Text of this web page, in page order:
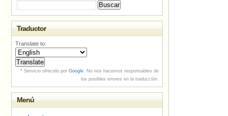
Traductor
Translate to:
* Servicio ofrecido por Google. No nos hacemos responsables de
los posibles errores en la traducción.
Menú